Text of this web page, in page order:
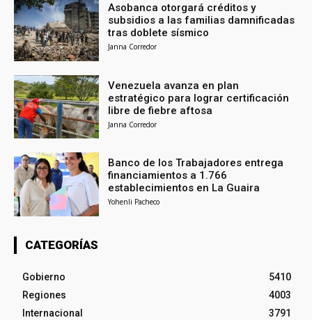
Asobanca otorgará créditos y
subsidios a las familias damnificadas
tras doblete sísmico
Janna Corredor
Venezuela avanza en plan
estratégico para lograr certificación
libre de fiebre aftosa
Janna Corredor
Banco de los Trabajadores entrega
financiamientos a 1.766
establecimientos en La Guaira
Yohenli Pacheco
CATEGORÍAS
Gobierno
5410
Regiones
4003
Internacional
3791